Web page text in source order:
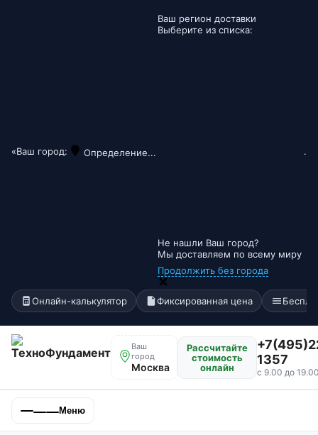
«Ваш город: Определение...
Ваш регион доставки
Выберите из списка:
Не нашли Ваш город?
Мы доставляем по всему миру
Продолжить без города
.
Онлайн-калькулятор Фиксированная цена
Ваш
город
Москва
Рассчитайте
стоимость
онлайн
1357
с 9.00 до
Меню